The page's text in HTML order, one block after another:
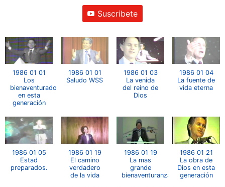
Suscribete
1986 01 01
Los
bienaventurados
en esta
generación
1986 01 01
Saludo WSS
1986 01 03
La venida
del reino de
Dios
1986 01 04
La fuente de
vida eterna
1986 01 05
Estad
preparados.
1986 01 19
El camino
verdadero
de la vida
1986 01 19
La mas
grande
bienaventuranza.
1986 01 21
La obra de
Dios en esta
generación